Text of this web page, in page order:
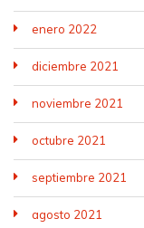
enero 2022
diciembre 2021
noviembre 2021
octubre 2021
septiembre 2021
agosto 2021